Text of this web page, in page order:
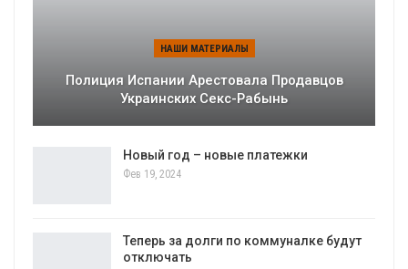
НАШИ МАТЕРИАЛЫ
Полиция Испании Арестовала Продавцов
Украинских Секс-Рабынь
Новый год – новые платежки
Фев 19, 2024
Теперь за долги по коммуналке будут
отключать